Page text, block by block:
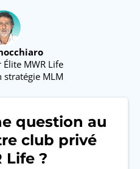
MWR Life
stratégie MLM
question au
club privé
Life ?